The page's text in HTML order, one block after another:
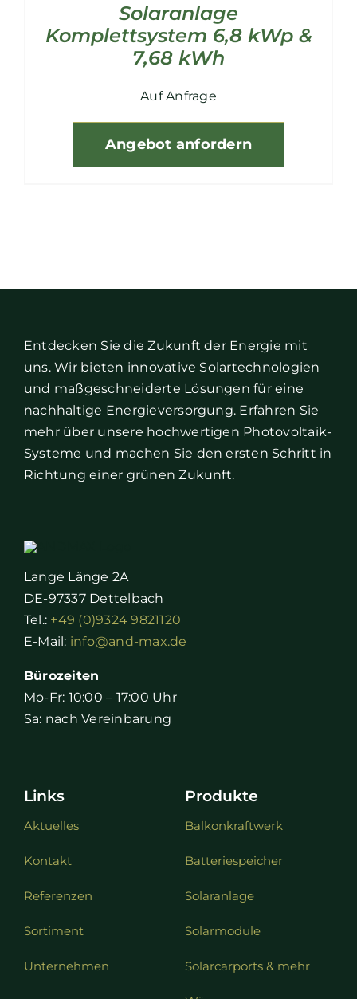
Solaranlage
Komplettsystem 6,8 kWp &
7,68 kWh
Auf Anfrage
Angebot anfordern
Entdecken Sie die Zukunft der Energie mit
uns. Wir bieten innovative Solartechnologien
und maßgeschneiderte Lösungen für eine
nachhaltige Energieversorgung. Erfahren Sie
mehr über unsere hochwertigen Photovoltaik-
Systeme und machen Sie den ersten Schritt in
Richtung einer grünen Zukunft.
Lange Länge 2A
DE-97337 Dettelbach
Tel.: +49 (0)9324 9821120
E-Mail: info@and-max.de
Bürozeiten
Mo-Fr: 10:00 – 17:00 Uhr
Sa: nach Vereinbarung
Links
Aktuelles
Kontakt
Referenzen
Sortiment
Unternehmen
Produkte
Balkonkraftwerk
Batteriespeicher
Solaranlage
Solarmodule
Solarcarports & mehr